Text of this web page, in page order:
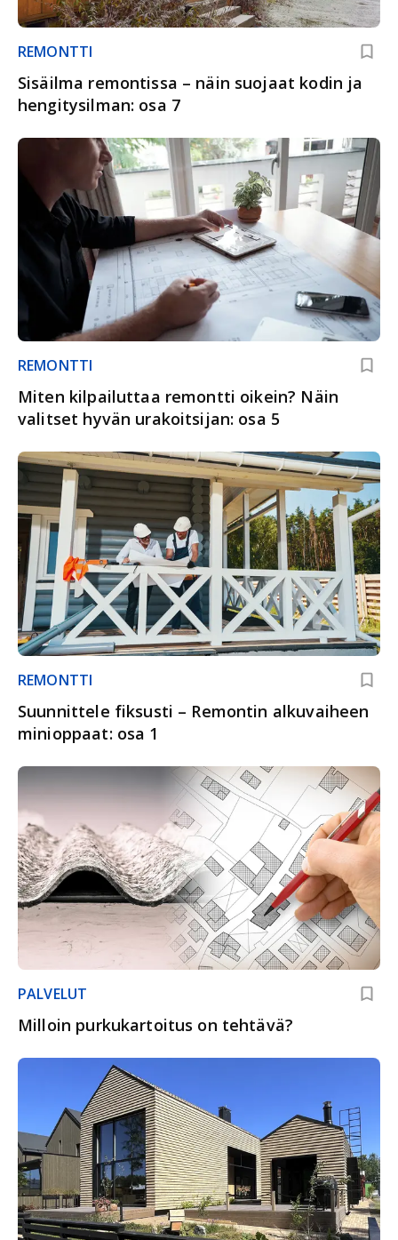
REMONTTI
Sisäilma remontissa – näin suojaat kodin ja
hengitysilman: osa 7
REMONTTI
Miten kilpailuttaa remontti oikein? Näin
valitset hyvän urakoitsijan: osa 5
REMONTTI
Suunnittele fiksusti – Remontin alkuvaiheen
minioppaat: osa 1
PALVELUT
Milloin purkukartoitus on tehtävä?